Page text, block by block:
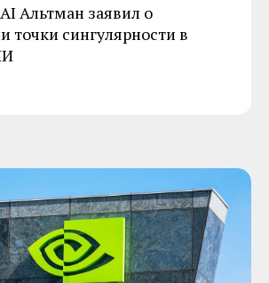
Альтман заявил о
точки сингулярности в